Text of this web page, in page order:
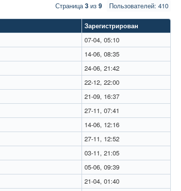
Пользователей: 410
Страница3 из 9
Зарегистрирован
07-04, 05:10
14-06, 08:35
24-06, 21:42
22-12, 22:00
21-09, 16:37
27-11, 07:41
14-06, 12:16
27-11, 12:52
03-11, 21:05
05-06, 09:39
21-04, 01:40